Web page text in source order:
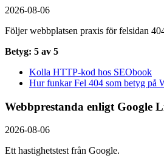
2026-08-06
Följer webbplatsen praxis för felsidan
Betyg: 5 av 5
Kolla HTTP-kod hos SEObook
Hur funkar Fel 404 som betyg på
Webbprestanda enligt Google
2026-08-06
Ett hastighetstest från Google.